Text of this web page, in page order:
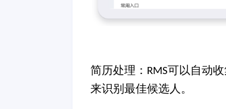
简历处理： RMS可以自动
来识别最佳候选人。